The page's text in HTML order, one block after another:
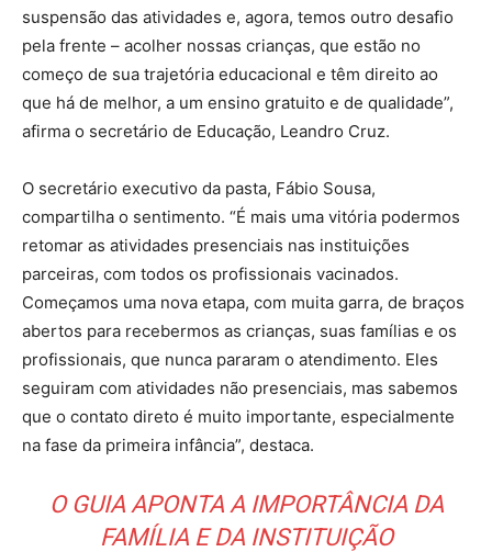
suspensão das atividades e, agora, temos outro desafio
pela frente – acolher nossas crianças, que estão no
começo de sua trajetória educacional e têm direito ao
que há de melhor, a um ensino gratuito e de qualidade”,
afirma o secretário de Educação, Leandro Cruz.
O secretário executivo da pasta, Fábio Sousa,
compartilha o sentimento. “É mais uma vitória podermos
retomar as atividades presenciais nas instituições
parceiras, com todos os profissionais vacinados.
Começamos uma nova etapa, com muita garra, de braços
abertos para recebermos as crianças, suas famílias e os
profissionais, que nunca pararam o atendimento. Eles
seguiram com atividades não presenciais, mas sabemos
que o contato direto é muito importante, especialmente
na fase da primeira infância”, destaca.
O GUIA APONTA A IMPORTÂNCIA DA
FAMÍLIA E DA INSTITUIÇÃO